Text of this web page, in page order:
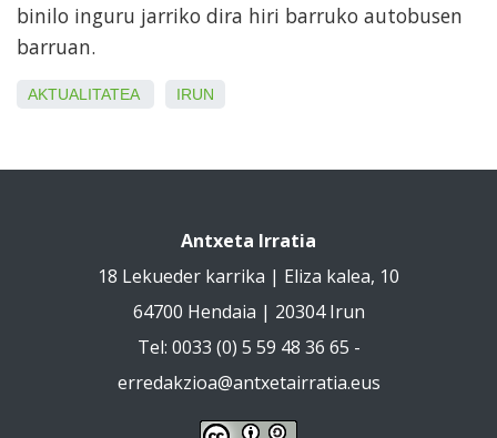
binilo inguru jarriko dira hiri barruko autobusen
barruan.
AKTUALITATEA IRUN
Antxeta Irratia
18 Lekueder karrika | Eliza kalea, 10
64700 Hendaia | 20304 Irun
Tel: 0033 (0) 5 59 48 36 65 -
erredakzioa@antxetairratia.eus